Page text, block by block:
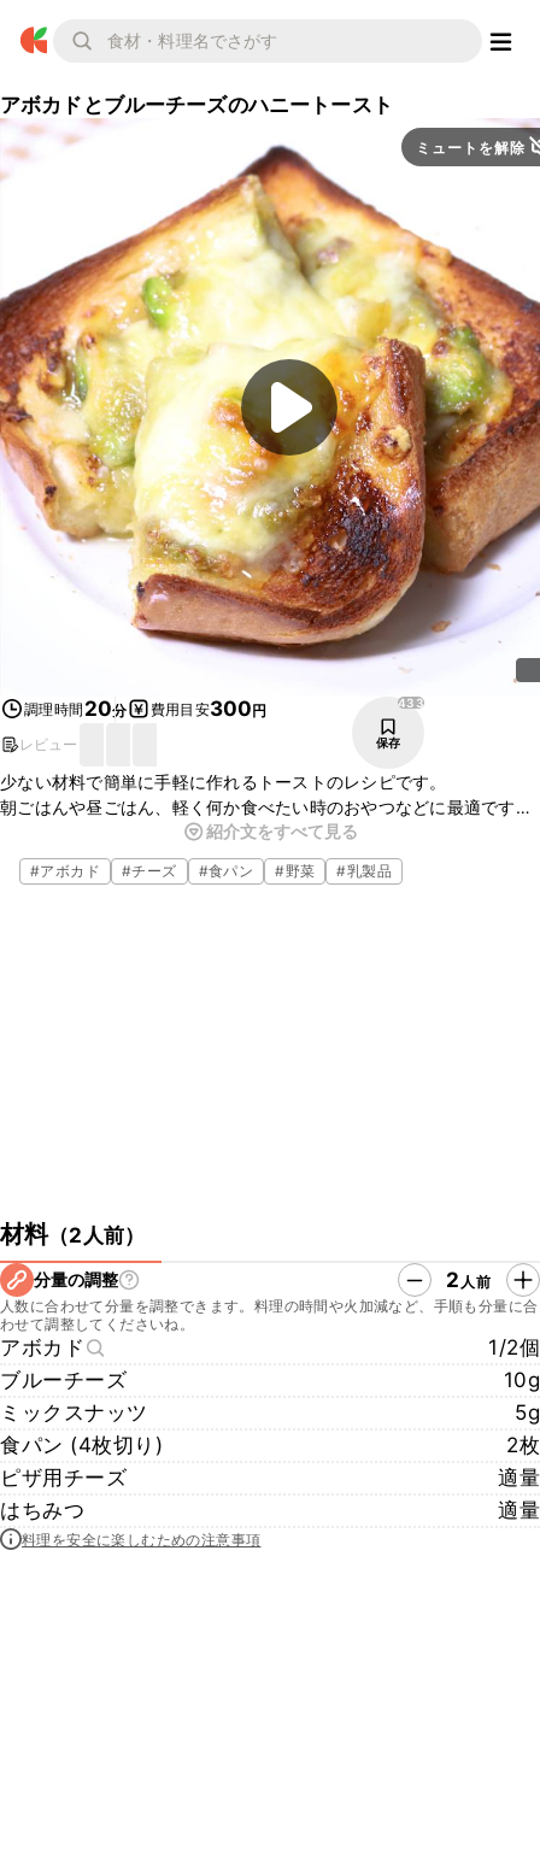
アボカドとブルーチーズのハニートースト
ミュートを解除
調理時間 20分 費用目安300円
レビュー
433
保存
少ない材料で簡単に手軽に作れるトーストのレシピです。
朝ごはんや昼ごはん、軽く何か食べたい時のおやつなどに最適です。
お好みのナッツ類を加えてアレンジしてください。はちみつは多めに
かるのがオススメです。
紹介文をすべて見る
#アボカド #チーズ #食パン #野菜 #乳製品
材料（2人前）
分量の調整 2 人前
人数に合わせて分量を調整できます。料理の時間や火加減など、手順も分量に合
わせて調整してくださいね。
アボカド
1/2個
ブルーチーズ
10g
ミックスナッツ
5g
食パン (4枚切り)
2枚
ピザ用チーズ
適量
はちみつ
適量
料理を安全に楽しむための注意事項